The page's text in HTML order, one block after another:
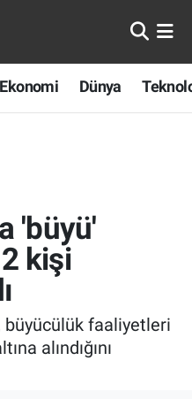
Ekonomi Dünya
'büyü'
kişi
büyücülük faaliyetleri
alındığını
ve Fikstür